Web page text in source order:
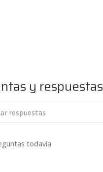
y respuestas
todavía